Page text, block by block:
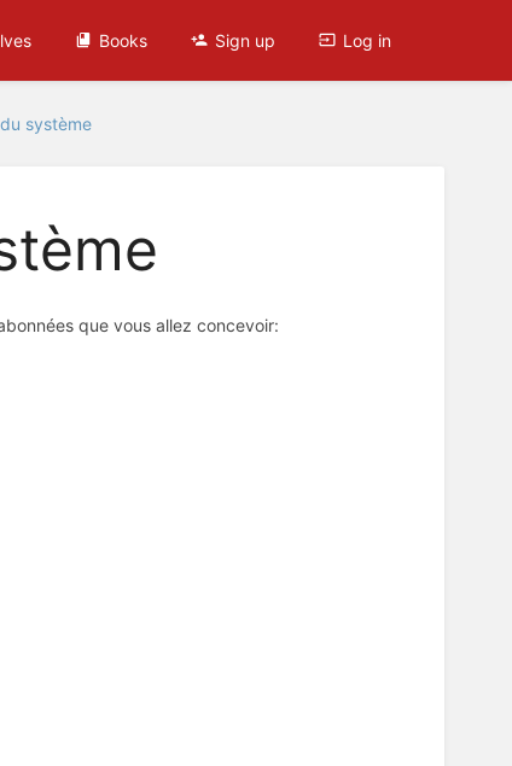
Books Sign up Log in
système
que vous allez concevoir: